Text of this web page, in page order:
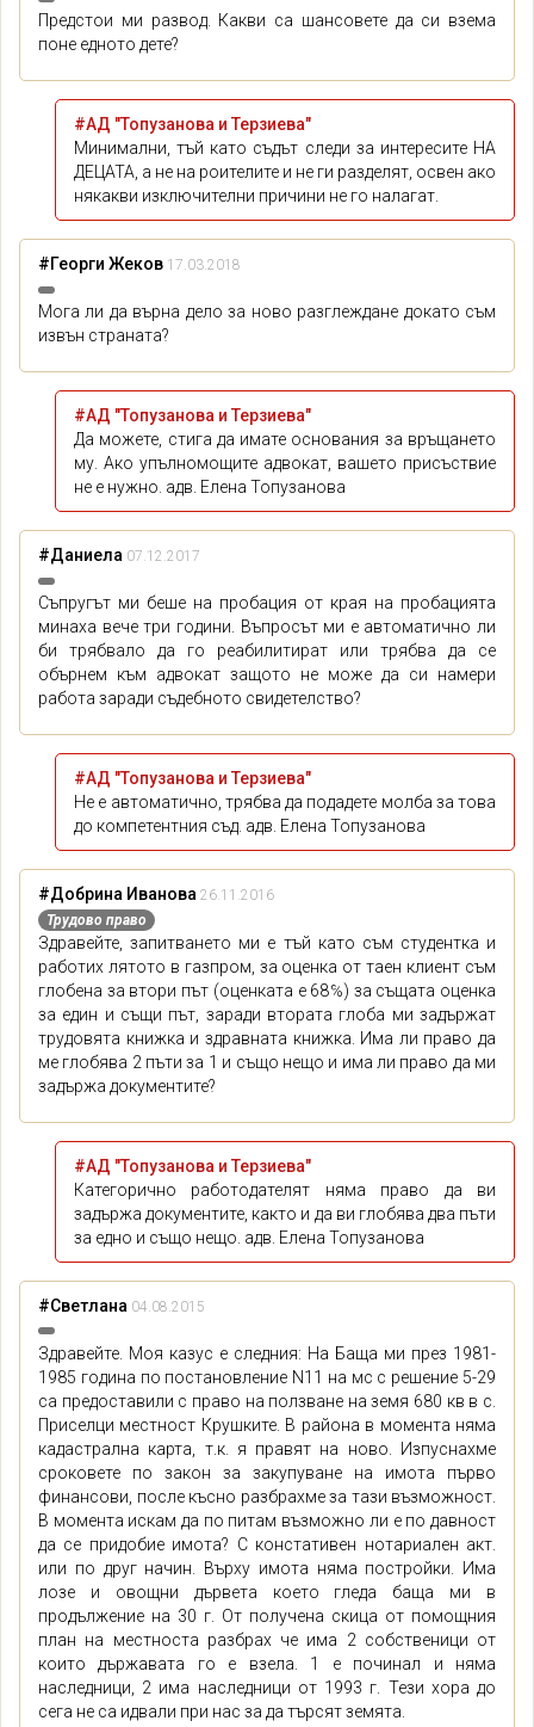
Предстои ми развод. Какви са шансовете да си взема
поне едното дете?
#АД "Топузанова и Терзиева"
Минимални, тъй като съдът следи за интересите НА
ДЕЦАТА, а не на роителите и не ги разделят, освен ако
някакви изключителни причини не го налагат.
#Георги Жеков 17.03.2018
Мога ли да върна дело за ново разглеждане докато съм
извън страната?
#АД "Топузанова и Терзиева"
Да можете, стига да имате основания за връщането
му. Ако упълномощите адвокат, вашето присъствие
не е нужно. адв. Елена Топузанова
#Даниела 07.12.2017
Съпругът ми беше на пробация от края на пробацията
минаха вече три години. Въпросът ми е автоматично ли
би трябвало да го реабилитират или трябва да се
обърнем към адвокат защото не може да си намери
работа заради съдебното свидетелство?
#АД "Топузанова и Терзиева"
Не е автоматично, трябва да подадете молба за това
до компетентния съд. адв. Елена Топузанова
#Добрина Иванова 26.11.2016
Трудово право
Здравейте, запитването ми е тъй като съм студентка и
работих лятото в газпром, за оценка от таен клиент съм
глобена за втори път (оценката е 68℅) за същата оценка
за един и същи път, заради втората глоба ми задържат
трудовята книжка и здравната книжка. Има ли право да
ме глобява 2 пъти за 1 и също нещо и има ли право да ми
задържа документите?
#АД "Топузанова и Терзиева"
Категорично работодателят няма право да ви
задържа документите, както и да ви глобява два пъти
за едно и също нещо. адв. Елена Топузанова
#Светлана 04.08.2015
Здравейте. Моя казус е следния: Нa Баща ми през 1981-
1985 година по пoстановление N11 на мс с решение 5-29
са предоставили с право на ползване на земя 680 кв в с.
Приселци местност Крушките. В района в момента няма
кадастрална карта, т.к. я правят на ново. Изпуснахме
сроковете по закон за закупуване на имота първо
финансови, после късно разбрахме за тази възможност.
В момента искам да по питам възможно ли е по давност
да се придобие имота? С констативен нотариален акт.
или по друг начин. Върху имота няма постройки. Има
лозе и овощни дървета което гледа баща ми в
продължение на 30 г. От получена скица от помощния
план на местноста разбрах че има 2 собственици от
които държавата го е взела. 1 е починал и няма
наследници, 2 има наследници от 1993 г. Тези хора до
сега не са идвали при нас за да търсят земята.